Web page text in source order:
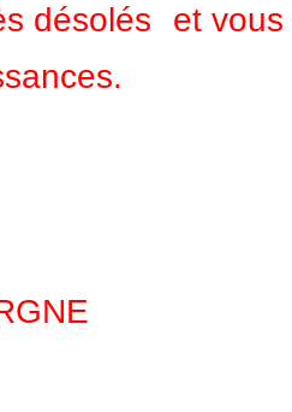
désolés et vous